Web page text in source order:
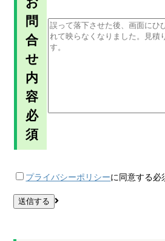
問
合
せ
内
容
必
須
プライバシーポリシーに同意する必